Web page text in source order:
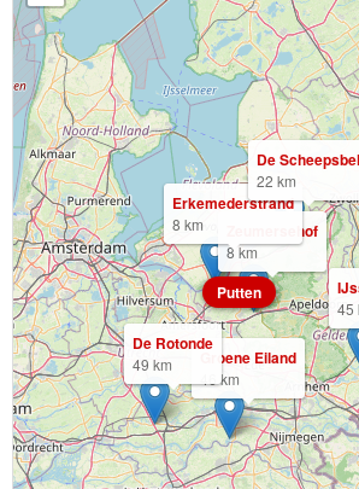
Putten
Zeumersehof
8 km
Erkemederstrand
8 km
De Scheepsbel
22 km
45
Groene Eiland
46 km
De Rotonde
49 km